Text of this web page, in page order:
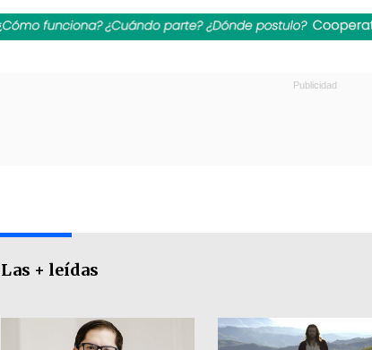
Las + leídas